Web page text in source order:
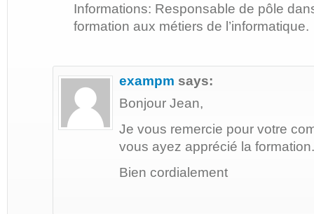
Informations: Responsable de pôle
formation aux métiers de l’informatique.
exampm says:
Bonjour Jean,
Je vous remercie pour votre
vous ayez apprécié la formation.
Bien cordialement